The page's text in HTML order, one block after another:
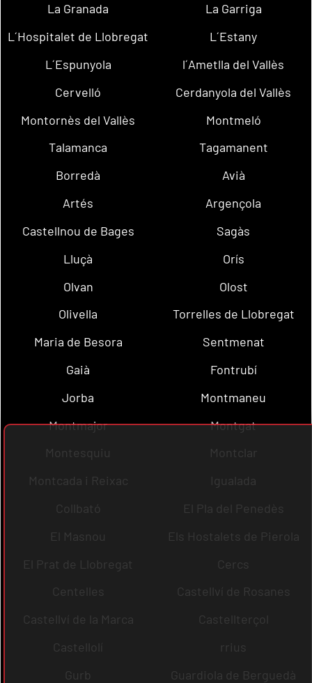
La Granada
La Garriga
L´Hospitalet de Llobregat
L´Estany
L´Espunyola
l´Ametlla del Vallès
Cervelló
Cerdanyola del Vallès
Montornès del Vallès
Montmeló
Talamanca
Tagamanent
Borredà
Avià
Artés
Argençola
Castellnou de Bages
Sagàs
Lluçà
Orís
Olvan
Olost
Olivella
Torrelles de Llobregat
Maria de Besora
Sentmenat
Gaià
Fontrubí
Jorba
Montmaneu
Montmajor
Montgat
Montesquiu
Montclar
Montcada i Reixac
Igualada
Collbató
El Pla del Penedès
El Masnou
Els Hostalets de Pierola
El Prat de Llobregat
Cercs
Centelles
Castellví de Rosanes
Castellví de la Marca
Castellterçol
Castellolí
rrius
Gurb
Guardiola de Berguedà